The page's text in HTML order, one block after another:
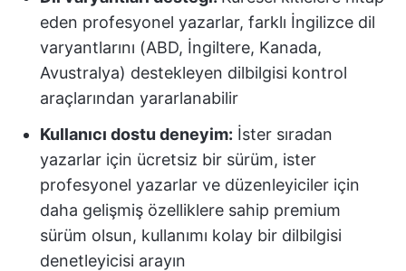
eden profesyonel yazarlar, farklı İngilizce dil
varyantlarını (ABD, İngiltere, Kanada,
Avustralya) destekleyen dilbilgisi kontrol
araçlarından yararlanabilir
Kullanıcı dostu deneyim: İster sıradan
yazarlar için ücretsiz bir sürüm, ister
profesyonel yazarlar ve düzenleyiciler için
daha gelişmiş özelliklere sahip premium
sürüm olsun, kullanımı kolay bir dilbilgisi
denetleyicisi arayın